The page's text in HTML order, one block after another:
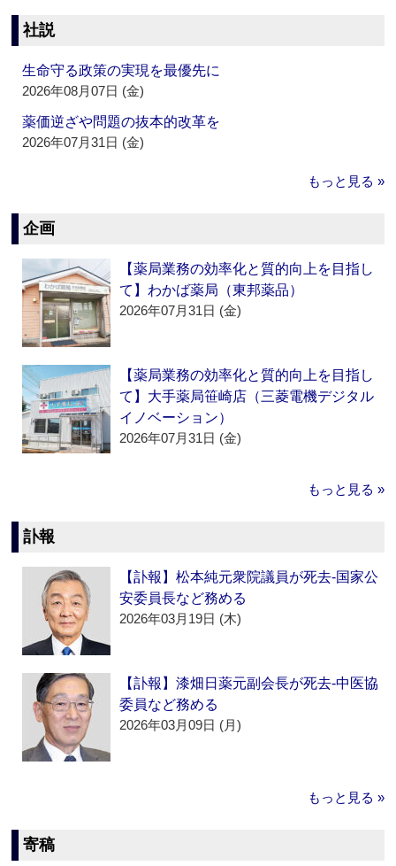
社説
生命守る政策の実現を最優先に
2026年08月07日 (金)
薬価逆ざや問題の抜本的改革を
2026年07月31日 (金)
もっと見る »
企画
【薬局業務の効率化と質的向上を目指し
て】わかば薬局（東邦薬品）
2026年07月31日 (金)
【薬局業務の効率化と質的向上を目指し
て】大手薬局笹崎店（三菱電機デジタル
イノベーション）
2026年07月31日 (金)
もっと見る »
訃報
【訃報】松本純元衆院議員が死去‐国家公
安委員長など務める
2026年03月19日 (木)
【訃報】漆畑日薬元副会長が死去‐中医協
委員など務める
2026年03月09日 (月)
もっと見る »
寄稿